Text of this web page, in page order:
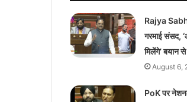
Rajya
गरमाई संसद,
मिलेंगे’ बयान
August 6,
PoK पर